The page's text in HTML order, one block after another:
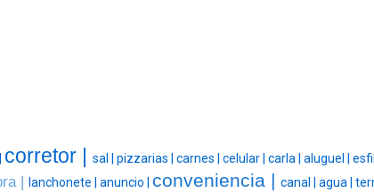
corretor | sal | pizzarias | carnes | celular | carla | aluguel |
| lanchonete | anuncio | conveniencia | canal | agua |